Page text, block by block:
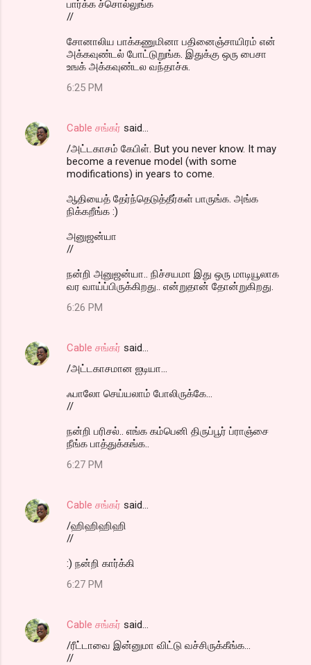
பார்க்க ச்சொல்லுங்க
//
சோனாலிய பாக்கணுமினா பதினைஞ்சாயிரம் என்
அக்கவுண்டல் போட்டுறுங்க. இதுக்கு ஒரு பைசா
உஙக் அக்கவுண்டல வந்தாச்சு.
6:25 PM
Cable சங்கர் said…
/அட்டகாசம் கேபிள். But you never know. It may
become a revenue model (with some
modifications) in years to come.
ஆதியைத் தேர்ந்தெடுத்தீர்கள் பாருங்க. அங்க
நிக்கறீங்க :)
அனுஜன்யா
//
நன்றி அனுஜன்யா.. நிச்சயமா இது ஒரு மாடியூலாக
வர வாய்ப்பிருக்கிறது.. என்றுதான் தோன்றுகிறது.
6:26 PM
Cable சங்கர் said…
/அட்டகாசமான ஐடியா...
ஃபாலோ செய்யலாம் போலிருக்கே...
//
நன்றி பரிசல்.. எங்க கம்பெனி திருப்பூர் ப்ராஞ்சை
நீங்க பாத்துக்கங்க..
6:27 PM
Cable சங்கர் said…
/ஹிஹிஹிஹி
//
:) நன்றி கார்க்கி
6:27 PM
Cable சங்கர் said…
/ரீட்டாவை இன்னுமா விட்டு வச்சிருக்கீங்க...
//